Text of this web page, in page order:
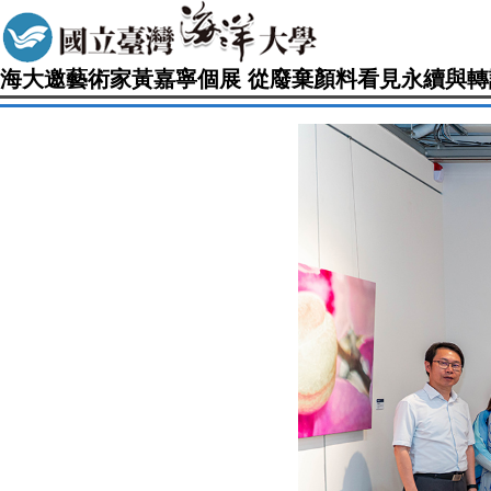
海大邀藝術家黃嘉寧個展 從廢棄顏料看見永續與